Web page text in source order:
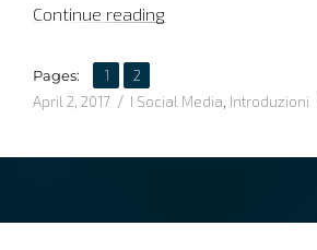
Continue reading“Qual è la storia
Pages: Page
1 ,Page
2
Posted
April 2, 2017 Categories
I Social Media, Introduzioni